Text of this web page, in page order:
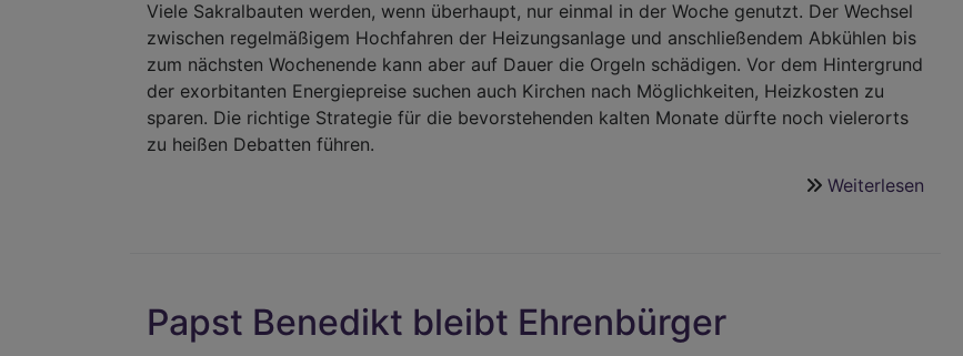
Viele Sakralbauten werden, wenn überhaupt, nur einmal in der Woche genutzt. Der Wechsel
zwischen regelmäßigem Hochfahren der Heizungsanlage und anschließendem Abkühlen bis
zum nächsten Wochenende kann aber auf Dauer die Orgeln schädigen. Vor dem Hintergrund
der exorbitanten Energiepreise suchen auch Kirchen nach Möglichkeiten, Heizkosten zu
sparen. Die richtige Strategie für die bevorstehenden kalten Monate dürfte noch vielerorts
zu heißen Debatten führen.
Weiterlesen
Papst Benedikt bleibt Ehrenbürger